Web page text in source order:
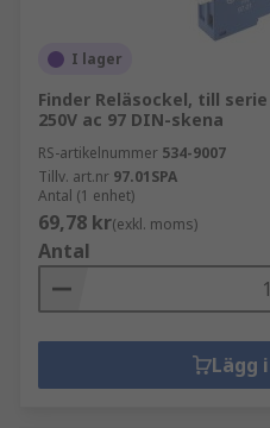
I lager
Finder Reläsockel, till serie
250V ac 97 DIN-skena
RS-artikelnummer 534-9007
Tillv. art.nr 97.01SPA
Antal (1 enhet)
69,78 kr(exkl. moms)
Antal
Lägg